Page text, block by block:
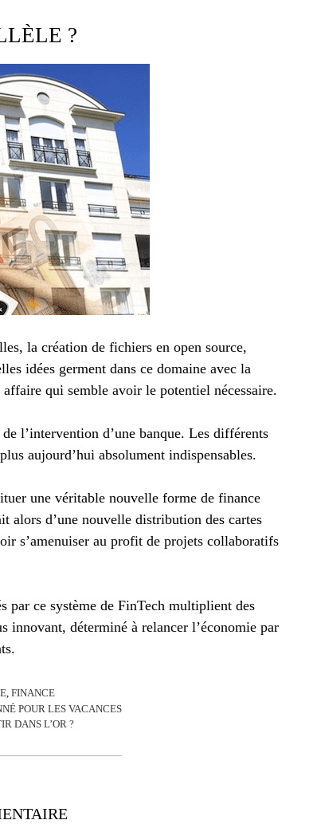
?
la création de fichiers en open source,
idées germent dans ce domaine avec la
qui semble avoir le potentiel nécessaire.
l’intervention d’une banque. Les différents
aujourd’hui absolument indispensables.
une véritable nouvelle forme de finance
alors d’une nouvelle distribution des cartes
s’amenuiser au profit de projets collaboratifs
par ce système de FinTech multiplient des
innovant, déterminé à relancer l’économie par
,FINANCE
POUR LES VACANCES
DANS L’OR ?